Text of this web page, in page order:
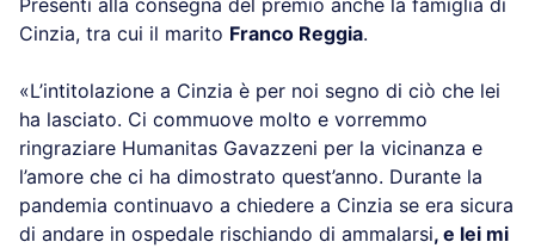
Cinzia, tra cui il marito Franco Reggia.
«L’intitolazione a Cinzia è per noi segno di ciò che lei
ha lasciato. Ci commuove molto e vorremmo
ringraziare Humanitas Gavazzeni per la vicinanza e
l’amore che ci ha dimostrato quest’anno. Durante la
pandemia continuavo a chiedere a Cinzia se era sicura
di andare in ospedale rischiando di ammalarsi, e lei mi